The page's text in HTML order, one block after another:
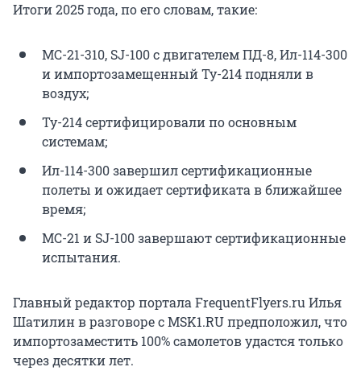
Итоги 2025 года, по его словам, такие:
МС-21-310, SJ-100 с двигателем ПД-8, Ил-114-300
и импортозамещенный Ту-214 подняли в
воздух;
Ту-214 сертифицировали по основным
системам;
Ил-114-300 завершил сертификационные
полеты и ожидает сертификата в ближайшее
время;
МС-21 и SJ-100 завершают сертификационные
испытания.
Главный редактор портала FrequentFlyers.ru Илья
Шатилин в разговоре с MSK1.RU предположил, что
импортозаместить 100% самолетов удастся только
через десятки лет.